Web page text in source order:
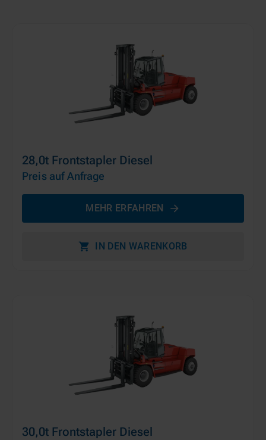
28,0t Frontstapler Diesel
Preis auf Anfrage
MEHR ERFAHREN
IN DEN WARENKORB
30,0t Frontstapler Diesel